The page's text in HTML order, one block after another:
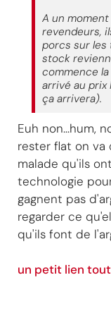
A un
revendeurs,
porcs sur les
stock
commence
arrivé au prix
ça arrivera).
Euh non...hum,
rester flat on va
malade qu'ils
technologie
gagnent pas
regarder ce
qu'ils font de
un petit lien